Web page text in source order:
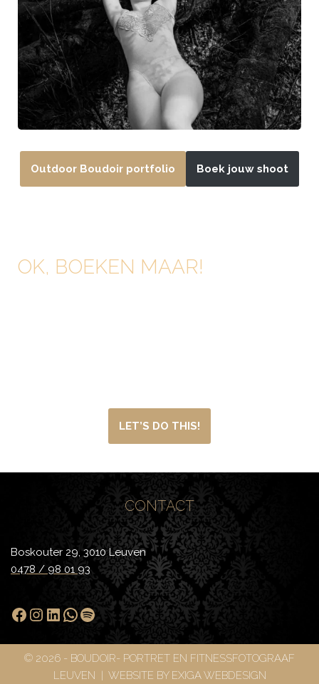
Outdoor Boudoir portfolio Boek jouw shoot
OK, BOEKEN MAAR!
LET’S DO THIS!
CONTACT
Boskouter 29, 3010 Leuven
0478 / 98 01 93
© 2026 - BOUDOIR- PORTRET EN FITNESSFOTOGRAAF
LEUVEN | WEBSITE BY EXIGA WEBDESIGN